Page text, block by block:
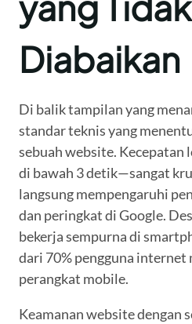
Diabaikan
Di balik tampilan yang
standar teknis yang
sebuah website. Kecepatan
di bawah 3 detik—sangat
langsung mempengaruhi
dan peringkat di Google.
bekerja sempurna di
dari 70% pengguna internet
perangkat mobile.
Keamanan website dengan